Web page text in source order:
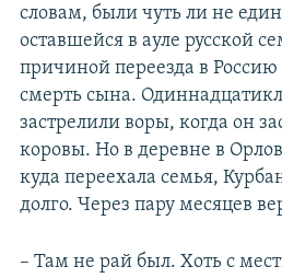
словам, были чуть ли не
оставшейся в ауле русской
причиной переезда в
смерть сына.
застрелили воры, когда он
коровы. Но в деревне в
куда переехала семья,
долго. Через пару месяцев
– Там не рай был. Хоть с